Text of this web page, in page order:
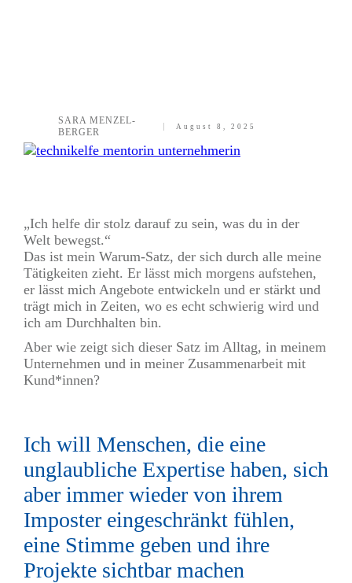
SARA MENZEL-
BERGER
August 8, 2025
„Ich helfe dir stolz darauf zu sein, was du in der
Welt bewegst.“
Das ist mein Warum-Satz, der sich durch alle meine
Tätigkeiten zieht. Er lässt mich morgens aufstehen,
er lässt mich Angebote entwickeln und er stärkt und
trägt mich in Zeiten, wo es echt schwierig wird und
ich am Durchhalten bin.
Aber wie zeigt sich dieser Satz im Alltag, in meinem
Unternehmen und in meiner Zusammenarbeit mit
Kund*innen?
Ich will Menschen, die eine
unglaubliche Expertise haben, sich
aber immer wieder von ihrem
Imposter eingeschränkt fühlen,
eine Stimme geben und ihre
Projekte sichtbar machen